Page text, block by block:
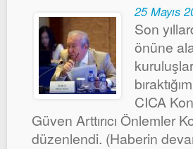
25 Mayıs
Son
önüne
CICA
Güven Arttırıcı Önlemler
düzenlendi. (Haberin